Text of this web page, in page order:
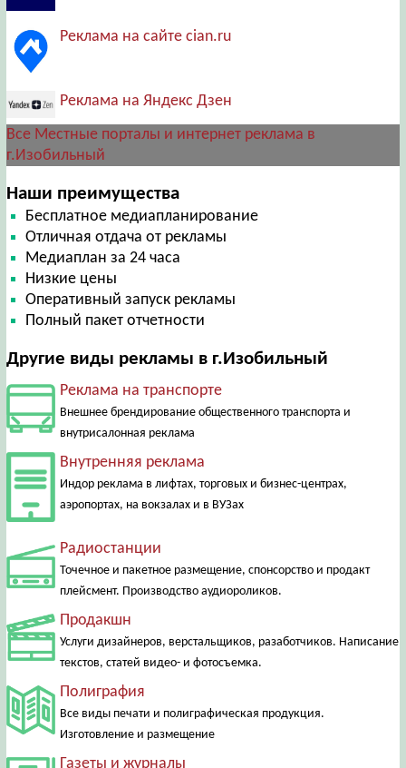
Реклама на сайте cian.ru
Реклама на Яндекс Дзен
Все Местные порталы и интернет реклама в
г.Изобильный
Наши преимущества
Бесплатное медиапланирование
Отличная отдача от рекламы
Медиаплан за 24 часа
Низкие цены
Оперативный запуск рекламы
Полный пакет отчетности
Другие виды рекламы в г.Изобильный
Реклама на транспорте
Внешнее брендирование общественного транспорта и
внутрисалонная реклама
Внутренняя реклама
Индор реклама в лифтах, торговых и бизнес-центрах,
аэропортах, на вокзалах и в ВУЗах
Радиостанции
Точечное и пакетное размещение, спонсорство и продакт
плейсмент. Производство аудиороликов.
Продакшн
Услуги дизайнеров, верстальщиков, разаботчиков. Написание
текстов, статей видео- и фотосъемка.
Полиграфия
Все виды печати и полиграфическая продукция.
Изготовление и размещение
Газеты и журналы